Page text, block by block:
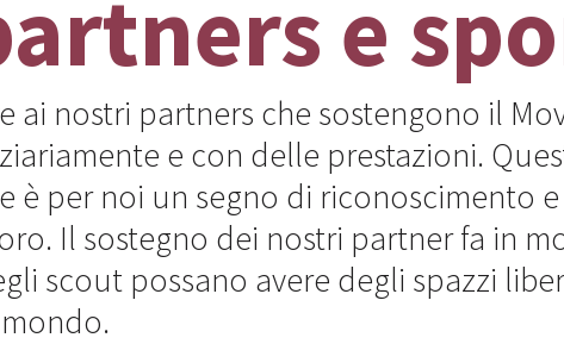
e
ai nostri partners che sostengono il
e con delle prestazioni.
è per noi un segno di riconoscimento
Il sostegno dei nostri partner fa in
scout possano avere degli spazzi